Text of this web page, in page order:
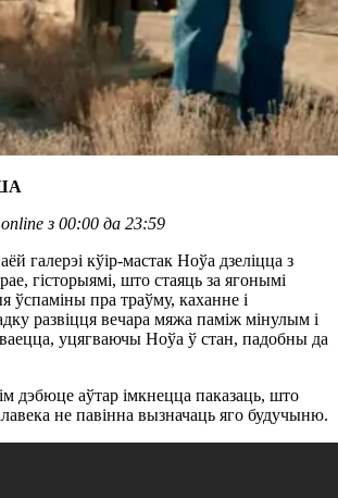
з 00:00 да 23:59
галерэі кўір-мастак Ноўа дзеліцца з
гісторыямі, што стаяць за ягонымі
ўспаміны пра траўму, каханне і
развіцця вечара мяжа паміж мінулым і
уцягваючы Ноўа ў стан, падобны да
дэбюце аўтар імкнецца паказаць, што
не павінна вызначаць яго будучыню.